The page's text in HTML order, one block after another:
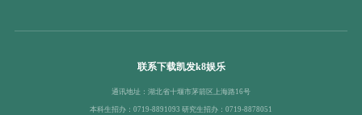
联系下载凯发k8娱乐
通讯地址：湖北省十堰市茅箭区上海路16号
本科生招办：0719-8891093 研究生招办：0719-8878051